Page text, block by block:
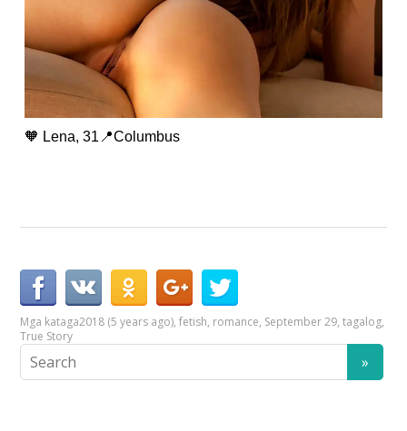
🧡 Lena, 31📍Columbus
Mga kataga2018 (5 years ago),fetish, romance, September 29,tagalog,
True Story